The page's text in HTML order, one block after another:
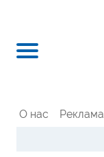
О нас Реклама